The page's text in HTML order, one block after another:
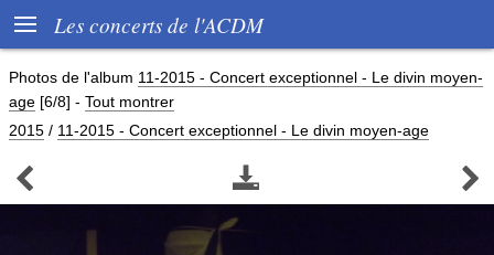
 Les concerts de l'ACDM
Photos de l'album 11-2015 - Concert exceptionnel - Le divin moyen-
age [6/8] - Tout montrer
2015 / 11-2015 - Concert exceptionnel - Le divin moyen-age
  